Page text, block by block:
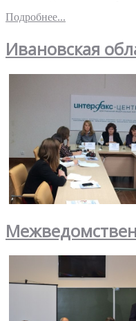
Подробнее...
Ивановская